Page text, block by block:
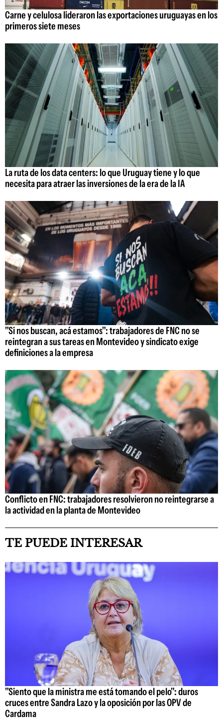
Carne y celulosa lideraron las exportaciones uruguayas en los
primeros siete meses
La ruta de los data centers: lo que Uruguay tiene y lo que
necesita para atraer las inversiones de la era de la IA
"Si nos buscan, acá estamos": trabajadores de FNC no se
reintegran a sus tareas en Montevideo y sindicato exige
definiciones a la empresa
Conflicto en FNC: trabajadores resolvieron no reintegrarse a
la actividad en la planta de Montevideo
TE PUEDE INTERESAR
"Siento que la ministra me está tomando el pelo": duros
cruces entre Sandra Lazo y la oposición por las OPV de
Cardama